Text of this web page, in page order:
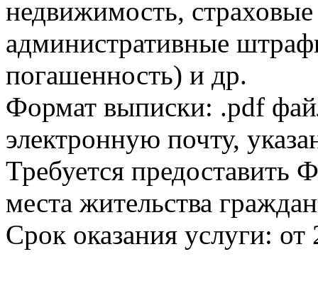
недвижимость,
административные
погашенность) и др.
Формат выписки: .pdf
электронную почту,
Требуется
места жительства
Срок оказания услуги: от